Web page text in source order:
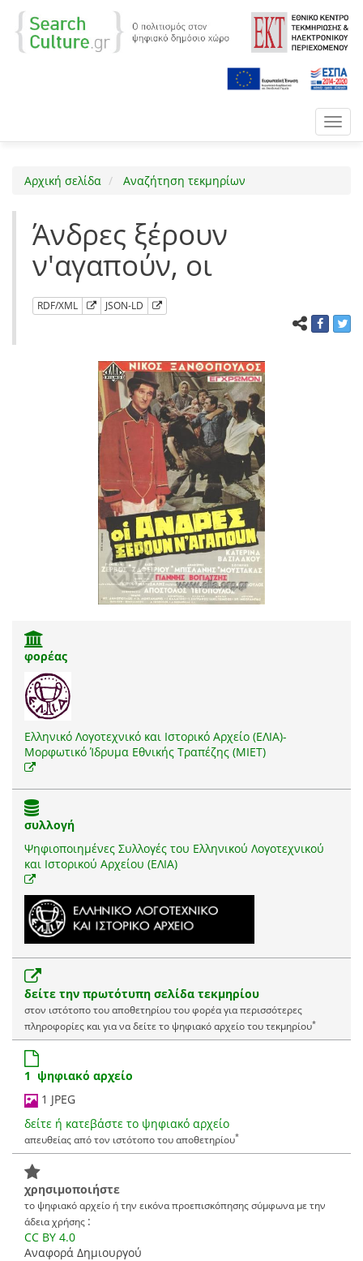
Αρχική σελίδα Αναζήτηση τεκμηρίων
Άνδρες ξέρουν
ν'αγαπούν, οι
RDF/XML JSON-LD
φορέας
Ελληνικό Λογοτεχνικό και Ιστορικό Αρχείο (ΕΛΙΑ)-
Μορφωτικό Ίδρυμα Εθνικής Τραπέζης (ΜΙΕΤ)
συλλογή
Ψηφιοποιημένες Συλλογές του Ελληνικού Λογοτεχνικού
και Ιστορικού Αρχείου (ΕΛΙΑ)
δείτε την πρωτότυπη σελίδα τεκμηρίου
στον ιστότοπο του αποθετηρίου του φορέα για περισσότερες
πληροφορίες και για να δείτε το ψηφιακό αρχείο του τεκμηρίου*
1 ψηφιακό αρχείο
1 JPEG
δείτε ή κατεβάστε το ψηφιακό αρχείο
απευθείας από τον ιστότοπο του αποθετηρίου*
χρησιμοποιήστε
το ψηφιακό αρχείο ή την εικόνα προεπισκόπησης σύμφωνα με την
άδεια χρήσης :
CC BY 4.0
Αναφορά Δημιουργού